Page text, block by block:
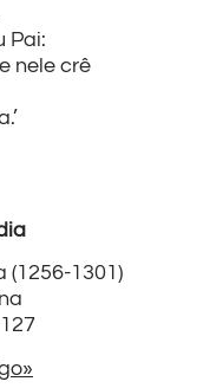
Pai:
nele crê
(1256-1301)